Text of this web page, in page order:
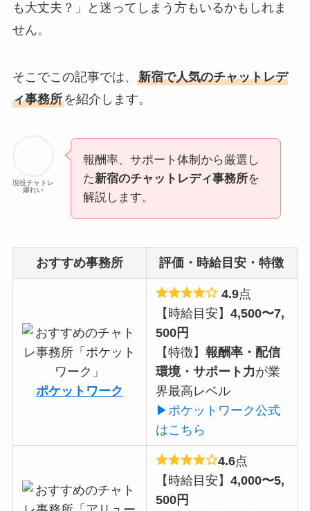
も大丈夫？」と迷ってしまう方もいるかもしれま
せん。
そこでこの記事では、 新宿で人気のチャットレデ
ィ事務所を紹介します。
現役チャトレ
嬢れい
報酬率、サポート体制から厳選し
た新宿のチャットレディ事務所を
解説します。
おすすめ事務所 評価・時給目安・特徴
ポケットワーク
4.9点
【時給目安】4,500〜7,
500円
【特徴】報酬率・配信
環境・サポート力が業
界最高レベル
▶ポケットワーク公式
はこちら
4.6点
【時給目安】4,000〜5,
500円